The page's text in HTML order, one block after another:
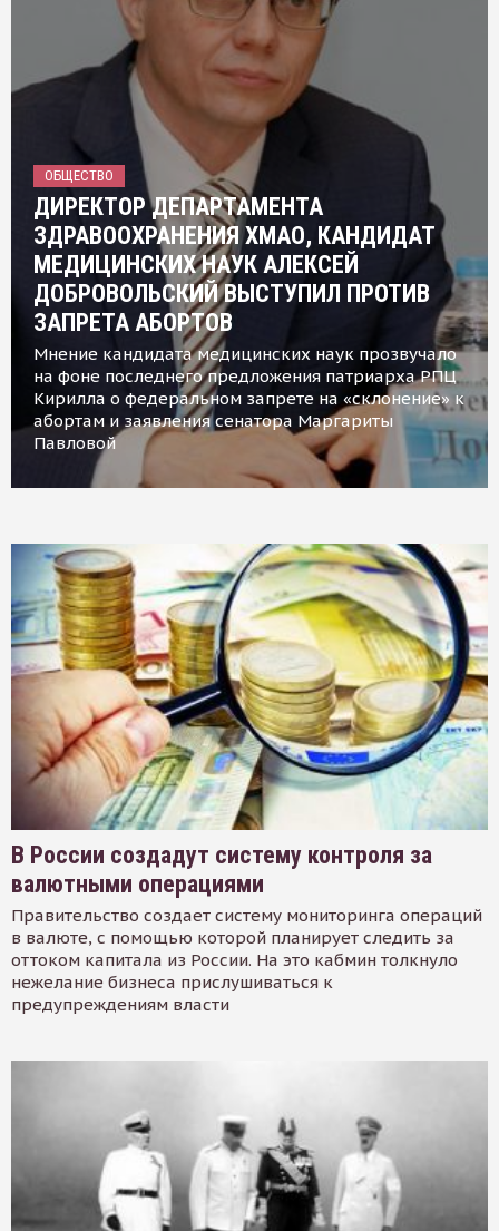
ОБЩЕСТВО
ДИРЕКТОР ДЕПАРТАМЕНТА
ЗДРАВООХРАНЕНИЯ ХМАО, КАНДИДАТ
МЕДИЦИНСКИХ НАУК АЛЕКСЕЙ
ДОБРОВОЛЬСКИЙ ВЫСТУПИЛ ПРОТИВ
ЗАПРЕТА АБОРТОВ
Мнение кандидата медицинских наук прозвучало
на фоне последнего предложения патриарха РПЦ
Кирилла о федеральном запрете на «склонение» к
абортам и заявления сенатора Маргариты
Павловой
В России создадут систему контроля за
валютными операциями
Правительство создает систему мониторинга операций
в валюте, с помощью которой планирует следить за
оттоком капитала из России. На это кабмин толкнуло
нежелание бизнеса прислушиваться к
предупреждениям власти